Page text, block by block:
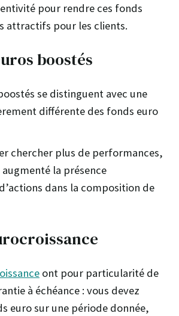
pour rendre ces fonds
attractifs pour les clients.
boostés
se distinguent avec une
différente des fonds euro
chercher plus de performances,
la présence
dans la composition de
ont pour particularité de
à échéance : vous devez
euro sur une période donnée,